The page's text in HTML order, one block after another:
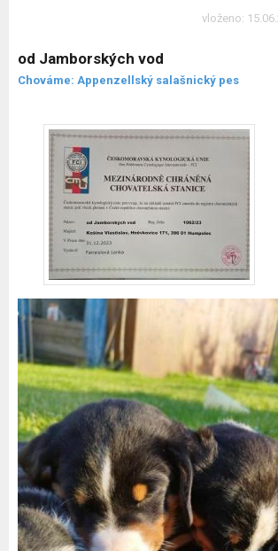
vloženo:
od Jamborských vod
Chováme: Appenzellský salašnický pes